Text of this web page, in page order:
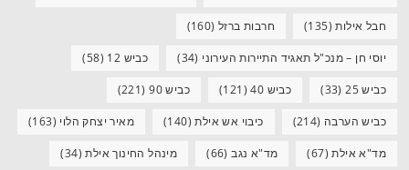
חבל אילות(135) חרבות ברזל (160)
יוסי חן – מנכ"ל תאגיד התיירות העירוני (34) כביש 12 (58)
כביש 25 (33) כביש 40 (121) כביש 90 (221)
כביש הערבה (214) כיבוי אש אילת(140) מאיר יצחק הלוי (163)
מד"א אילת(67) מד"א נגב(66) מינהל החינוך אילת(34)